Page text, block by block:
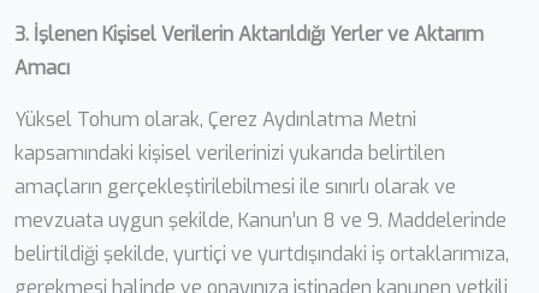
3. İşlenen Kişisel Verilerin Aktarıldığı Yerler ve Aktarım
Amacı
Yüksel Tohum olarak, Çerez Aydınlatma Metni
kapsamındaki kişisel verilerinizi yukarıda belirtilen
amaçların gerçekleştirilebilmesi ile sınırlı olarak ve
mevzuata uygun şekilde, Kanun’un 8 ve 9. Maddelerinde
belirtildiği şekilde, yurtiçi ve yurtdışındaki iş ortaklarımıza,
gerekmesi halinde ve onayınıza istinaden kanunen yetkili